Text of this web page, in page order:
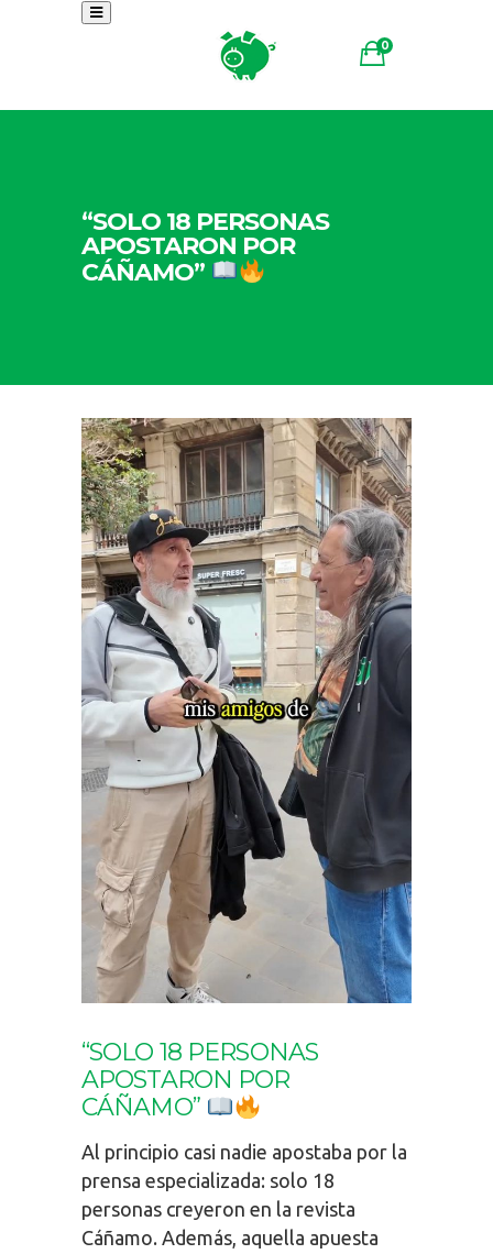
0
“SOLO 18 PERSONAS
APOSTARON POR
CÁÑAMO”
“SOLO 18 PERSONAS
APOSTARON POR
CÁÑAMO”
Al principio casi nadie apostaba por la
prensa especializada: solo 18
personas creyeron en la revista
Cáñamo. Además, aquella apuesta